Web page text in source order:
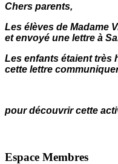
Chers parents,
Les élèves de Madame
et envoyé une lettre à
Les enfants étaient très
cette lettre
pour découvrir cette
Espace Membres